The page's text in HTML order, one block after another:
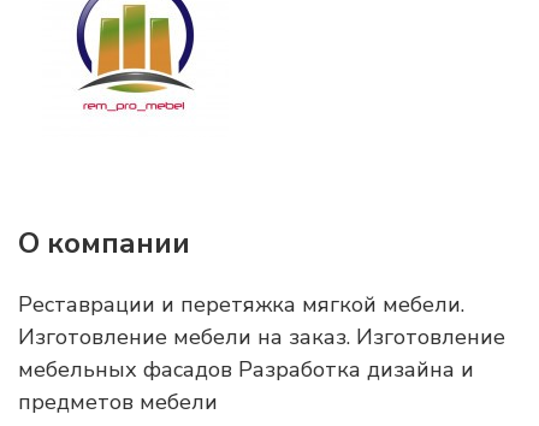
О компании
Реставрации и перетяжка мягкой мебели.
Изготовление мебели на заказ. Изготовление
мебельных фасадов Разработка дизайна и
предметов мебели